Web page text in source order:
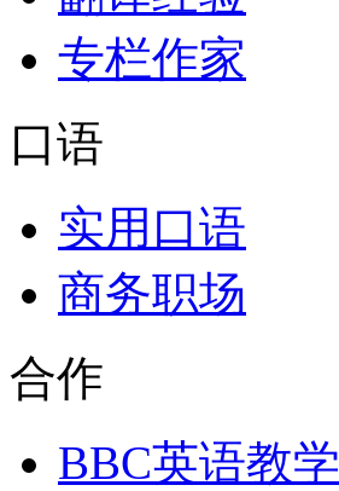
专栏作家
口语
实用口语
商务职场
合作
BBC英语教学